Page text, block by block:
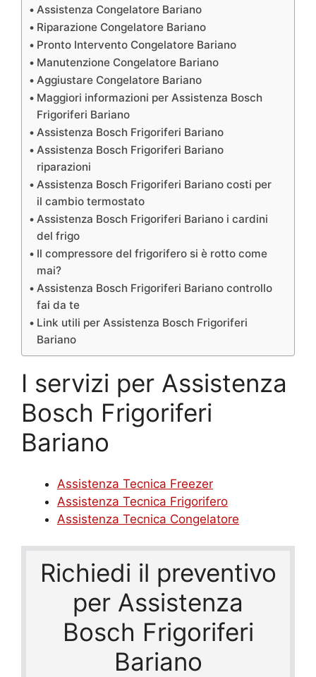
Assistenza Congelatore Bariano
Riparazione Congelatore Bariano
Pronto Intervento Congelatore Bariano
Manutenzione Congelatore Bariano
Aggiustare Congelatore Bariano
Maggiori informazioni per Assistenza Bosch
Frigoriferi Bariano
Assistenza Bosch Frigoriferi Bariano
Assistenza Bosch Frigoriferi Bariano
riparazioni
Assistenza Bosch Frigoriferi Bariano costi per
il cambio termostato
Assistenza Bosch Frigoriferi Bariano i cardini
del frigo
Il compressore del frigorifero si è rotto come
mai?
Assistenza Bosch Frigoriferi Bariano controllo
fai da te
Link utili per Assistenza Bosch Frigoriferi
Bariano
I servizi per Assistenza
Bosch Frigoriferi
Bariano
Assistenza Tecnica Freezer
Assistenza Tecnica Frigorifero
Assistenza Tecnica Congelatore
Richiedi il preventivo
per Assistenza
Bosch Frigoriferi
Bariano